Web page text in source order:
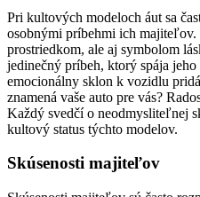
Pri kultových modeloch áut sa
osobnými príbehmi ich majiteľov.
prostriedkom, ale aj symbolom
jedinečný príbeh, ktorý spája
emocionálny sklon k vozidlu
znamená vaše auto pre vás?
Každý svedčí o neodmysliteľnej
kultový status týchto modelov.
Skúsenosti majiteľov